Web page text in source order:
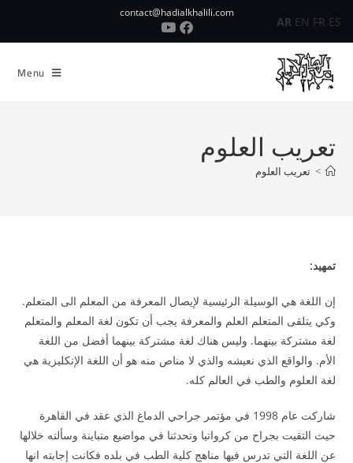
contact@hadialkhalili.com
Menu
تعريب العلوم
> تعريب العلوم
تمهيد:
إن اللغة هي الوسيلة الرئيسية لإيصال المعرفة من المعلم الى المتعلم.
وكي يتلقى المتعلم العلم والمعرفة يجب أن تكون لغة المعلم والمتعلم
لغة مشتركة بينهما. وليس هناك لغة مشتركة بينهما أفضل من اللغة
الأم. والواقع الذي نعيشه والذي لا مناص منه هو أن اللغة الإنكليزية هي
لغة العلوم والطب في العالم كله.
شاركت عام 1998 في مؤتمر جراحي الدماغ الذي عقد في القاهرة
حيث التقيت بجراح من كرواتيا وتحدثنا في مواضيع متباينة وسألته خلالها
عن اللغة التي تدرس فيها مناهج كلية الطب في بلده فكانت إجابته انها
AR EN FR ES